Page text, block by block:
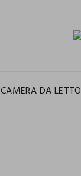
CAMERA DA LETTO